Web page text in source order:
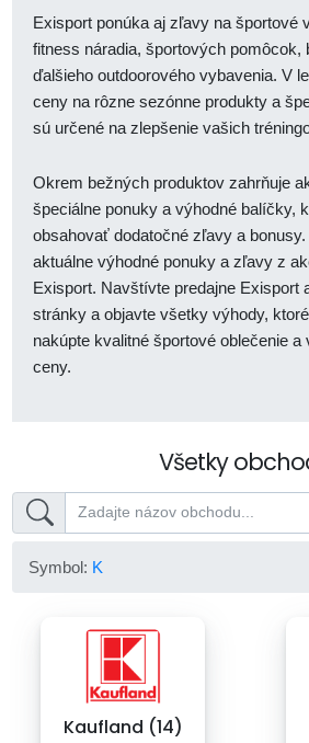
Exisport ponúka aj zľavy na športové
fitness náradia, športových pomôcok,
ďalšieho outdoorového vybavenia. V
ceny na rôzne sezónne produkty a
sú určené na zlepšenie vašich
Okrem bežných produktov zahrňuje
špeciálne ponuky a výhodné balíčky,
obsahovať dodatočné zľavy a
aktuálne výhodné ponuky a zľavy z
Exisport. Navštívte predajne Exisport
stránky a objavte všetky výhody,
nakúpte kvalitné športové oblečenie
ceny.
Všetky
Symbol: K
Kaufland (14)